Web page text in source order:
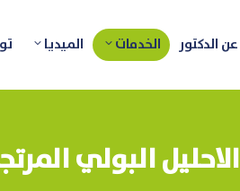
عن الدكتور الخدمات الميديا
الاحليل البولي